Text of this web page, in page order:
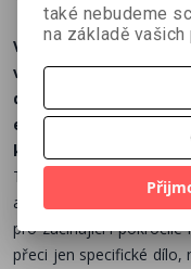
V knizeAktnajdete
v davu lidí i
důležité je zvolené
expozice a v
kontrast a textura.
To vše s jeho
autor popisuje vznik
pro začínající i
přeci jen specifické dílo,
také nebudeme
na základě